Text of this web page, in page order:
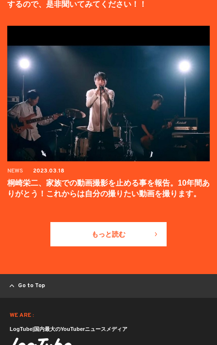
するので、是非聞いてみてください！！
NEWS 2023.03.18
桐崎栄二、家族での動画撮影を止める事を報告。10年間あ
りがとう！これからは自分の撮りたい動画を撮ります。
もっと読む
Go to Top
WE ARE :
LogTube|国内最大のYouTuberニュースメディア